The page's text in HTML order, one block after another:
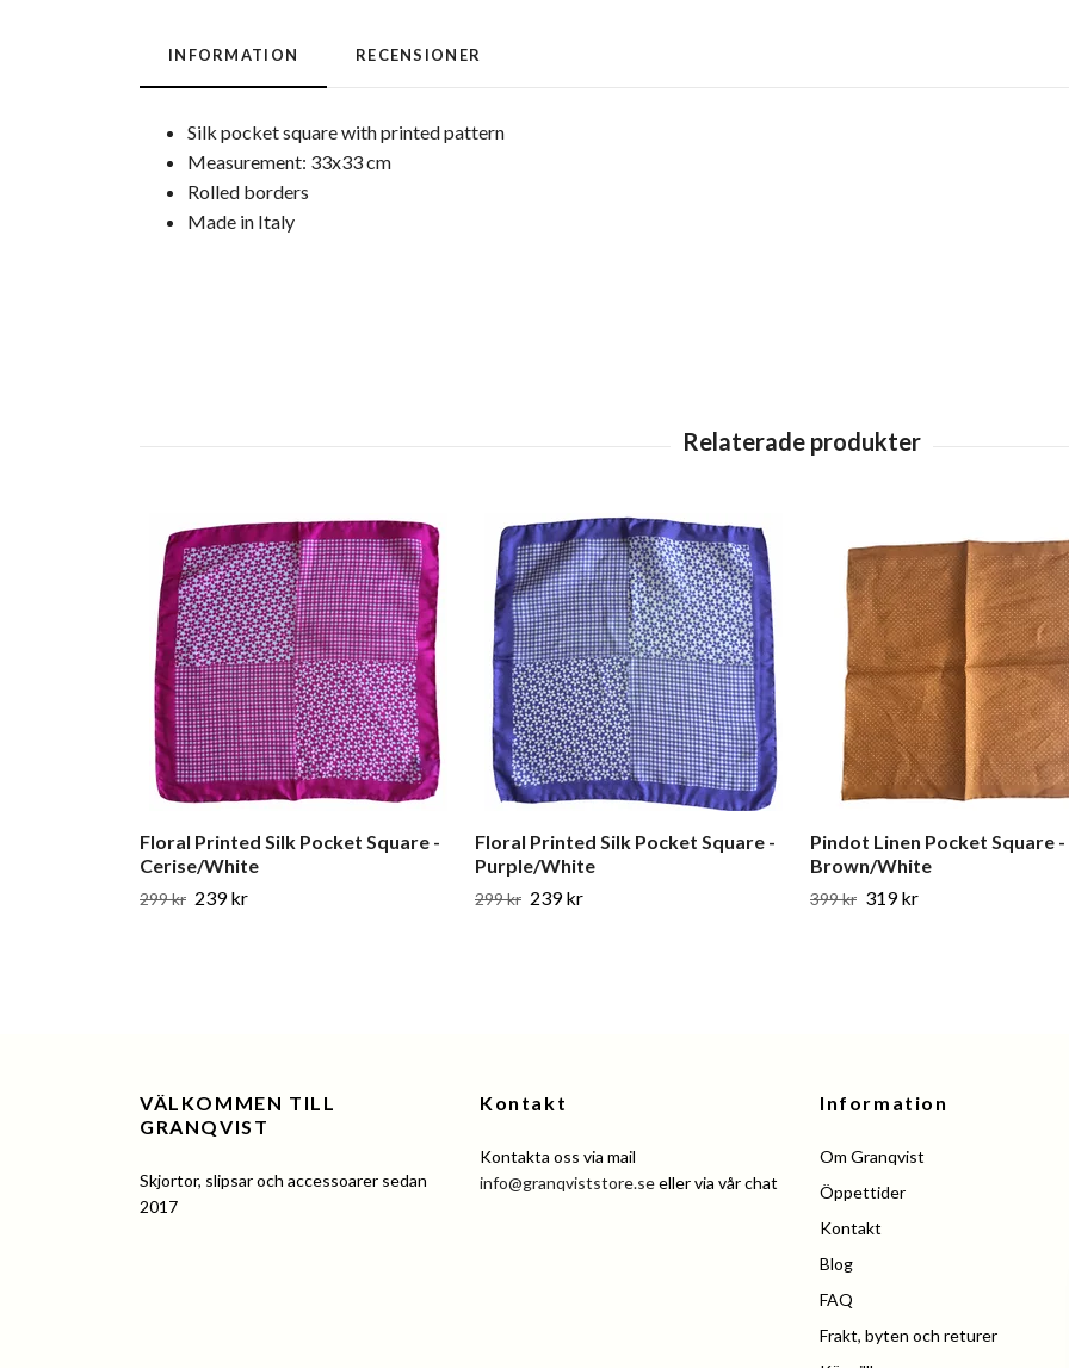
INFORMATION RECENSIONER
Silk pocket square with printed pattern
Measurement: 33x33 cm
Rolled borders
Made in Italy
Floral Printed Silk Pocket Square -
Cerise/White
299 kr 239 kr
Floral Printed Silk Pocket Square -
Purple/White
299 kr 239 kr
Pindot Linen Pocket Square
Brown/White
399 kr 319 kr
VÄLKOMMEN TILL
GRANQVIST
Skjortor, slipsar och accessoarer sedan
2017
Kontakt
Kontakta oss via mail
info@granqviststore.seeller via vår chat
Information
Om Granqvist
Öppettider
Kontakt
Blog
FAQ
Frakt, byten och returer